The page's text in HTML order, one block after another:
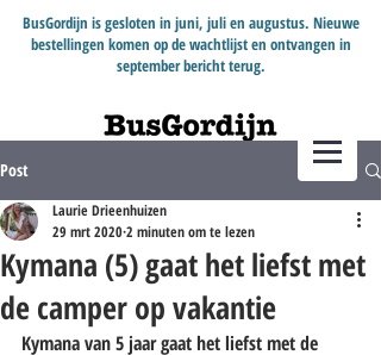
BusGordijn is gesloten in juni, juli en augustus. Nieuwe
bestellingen komen op de wachtlijst en ontvangen in
september bericht terug.
Post
Kymana (5) gaat het liefst met
de camper op vakantie
Laurie Drieenhuizen
29 mrt 20202 minuten om te lezen
Kymana van 5 jaar gaat het liefst met de